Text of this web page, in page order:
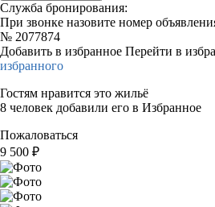
Служба бронирования:
При звонке назовите номер
№ 2077874
Добавить в избранное Перейти в
избранного
Гостям нравится это жильё
8 человек добавили его в Избранное
Пожаловаться
9 500 ₽